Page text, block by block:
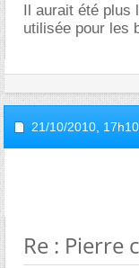
Il aurait été plus
utilisée pour les
21/10/2010, 17h10
Re : Pierre